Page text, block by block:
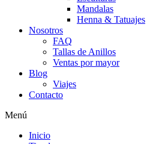
Mandalas
Henna & Tatuajes
Nosotros
FAQ
Tallas de Anillos
Ventas por mayor
Blog
Viajes
Contacto
Menú
Inicio